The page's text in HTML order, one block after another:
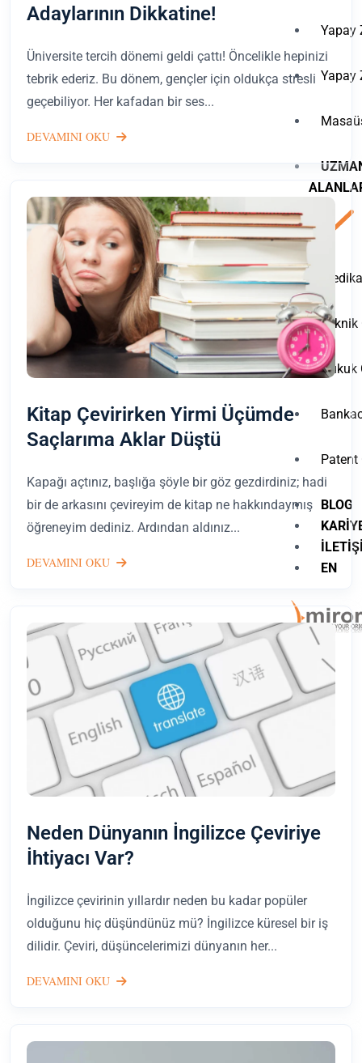
Yapay
Yapay
Teknik
Hukuk
Patent
BLOG
EN
Adaylarının Dikkatine!
Üniversite tercih dönemi geldi çattı! Öncelikle hepinizi
tebrik ederiz. Bu dönem, gençler için oldukça stresli
geçebiliyor. Her kafadan bir ses...
DEVAMINI OKU
Kitap Çevirirken Yirmi Üçümde
Saçlarıma Aklar Düştü
Kapağı açtınız, başlığa şöyle bir göz gezdirdiniz; hadi
bir de arkasını çevireyim de kitap ne hakkındaymış
öğreneyim dediniz. Ardından aldınız...
DEVAMINI OKU
Neden Dünyanın İngilizce Çeviriye
İhtiyacı Var?
İngilizce çevirinin yıllardır neden bu kadar popüler
olduğunu hiç düşündünüz mü? İngilizce küresel bir iş
dilidir. Çeviri, düşüncelerimizi dünyanın her...
DEVAMINI OKU